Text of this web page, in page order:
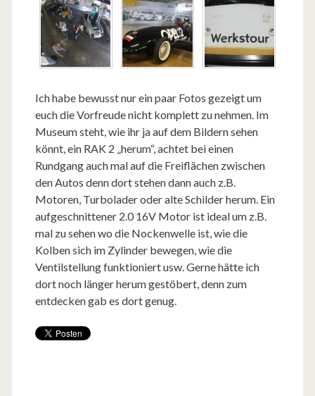
Ich habe bewusst nur ein paar Fotos gezeigt um
euch die Vorfreude nicht komplett zu nehmen. Im
Museum steht, wie ihr ja auf dem Bildern sehen
könnt, ein RAK 2 „herum“, achtet bei einen
Rundgang auch mal auf die Freiflächen zwischen
den Autos denn dort stehen dann auch z.B.
Motoren, Turbolader oder alte Schilder herum. Ein
aufgeschnittener 2.0 16V Motor ist ideal um z.B.
mal zu sehen wo die Nockenwelle ist, wie die
Kolben sich im Zylinder bewegen, wie die
Ventilstellung funktioniert usw. Gerne hätte ich
dort noch länger herum gestöbert, denn zum
entdecken gab es dort genug.